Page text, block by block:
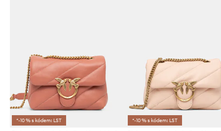
*-10 % s kódem: LST *-10 % s kódem: LST